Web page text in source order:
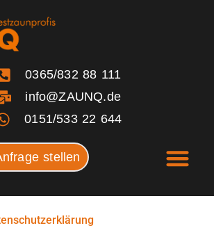
0365/832 88 111
info@ZAUNQ.de
0151/533 22 644
stellen